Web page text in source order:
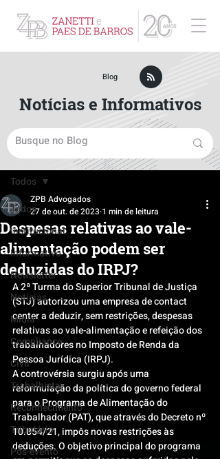
Post
Todos
Institucional
Informativo
Newsletter
Notícias
Mídia
Compliance
Civil
Trabalhista
Reconhecimento
Tributário
Pós-evento
Todos
Despesas relativas ao vale-
alimentação podem ser
deduzidas do IRPJ?
ZPB Advogados
27 de out. de 2023 1 min de leitura
A 2ª Turma do Superior Tribunal de Justiça
(STJ) autorizou uma empresa de contact
center a deduzir, sem restrições, despesas
relativas ao vale-alimentação e refeição dos
trabalhadores no Imposto de Renda da
Pessoa Jurídica (IRPJ).
A controvérsia surgiu após uma
reformulação da política do governo federal
para o Programa de Alimentação do
Trabalhador (PAT), que através do Decreto nº
10.854/21, impôs novas restrições às
deduções. O objetivo principal do programa
Blog
Notícias e Informativos